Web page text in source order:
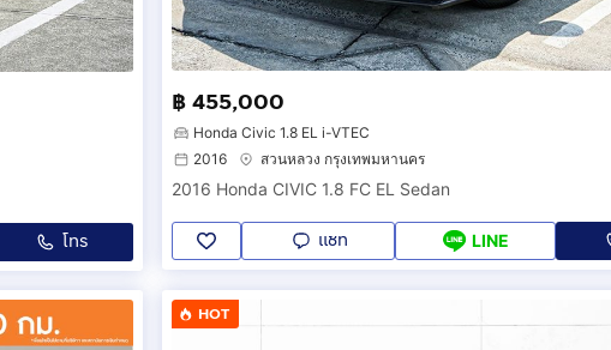
โทร
฿ 455,000
Honda Civic 1.8 EL i-VTEC
2016
สวนหลวง กรุงเทพมหานคร
2016 Honda CIVIC 1.8 FC EL Sedan
แชท LINE
HOT